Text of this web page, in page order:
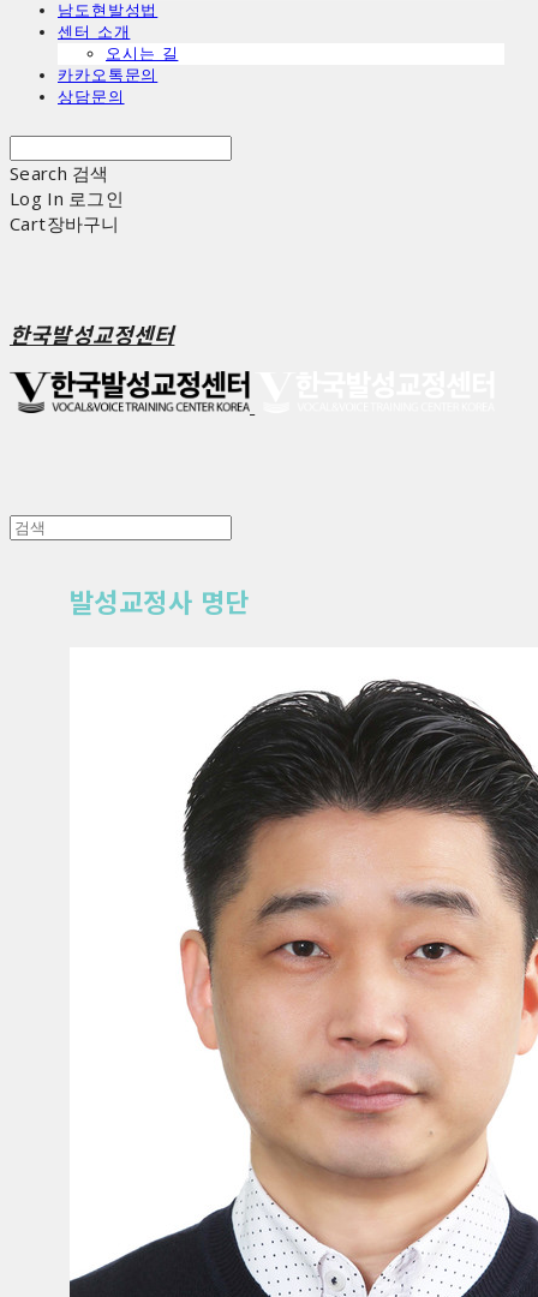
남도현발성법
센터 소개
오시는 길
카카오톡문의
상담문의
Search 검색
Log In 로그인
Cart장바구니
한국발성교정센터
발성교정사 명단